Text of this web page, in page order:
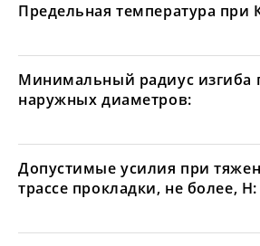
Предельная температура при
Минимальный радиус изгиба
наружных диаметров:
Допустимые усилия при
трассе прокладки, не более, Н: